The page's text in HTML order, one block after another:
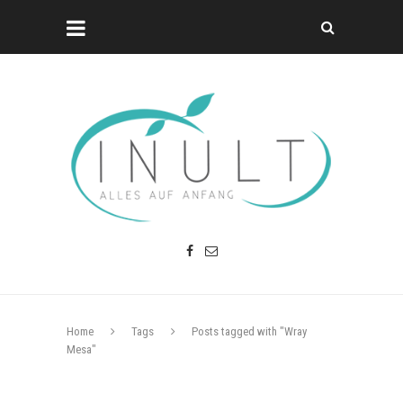
Home Tags
Posts tagged with "Wray
Mesa"